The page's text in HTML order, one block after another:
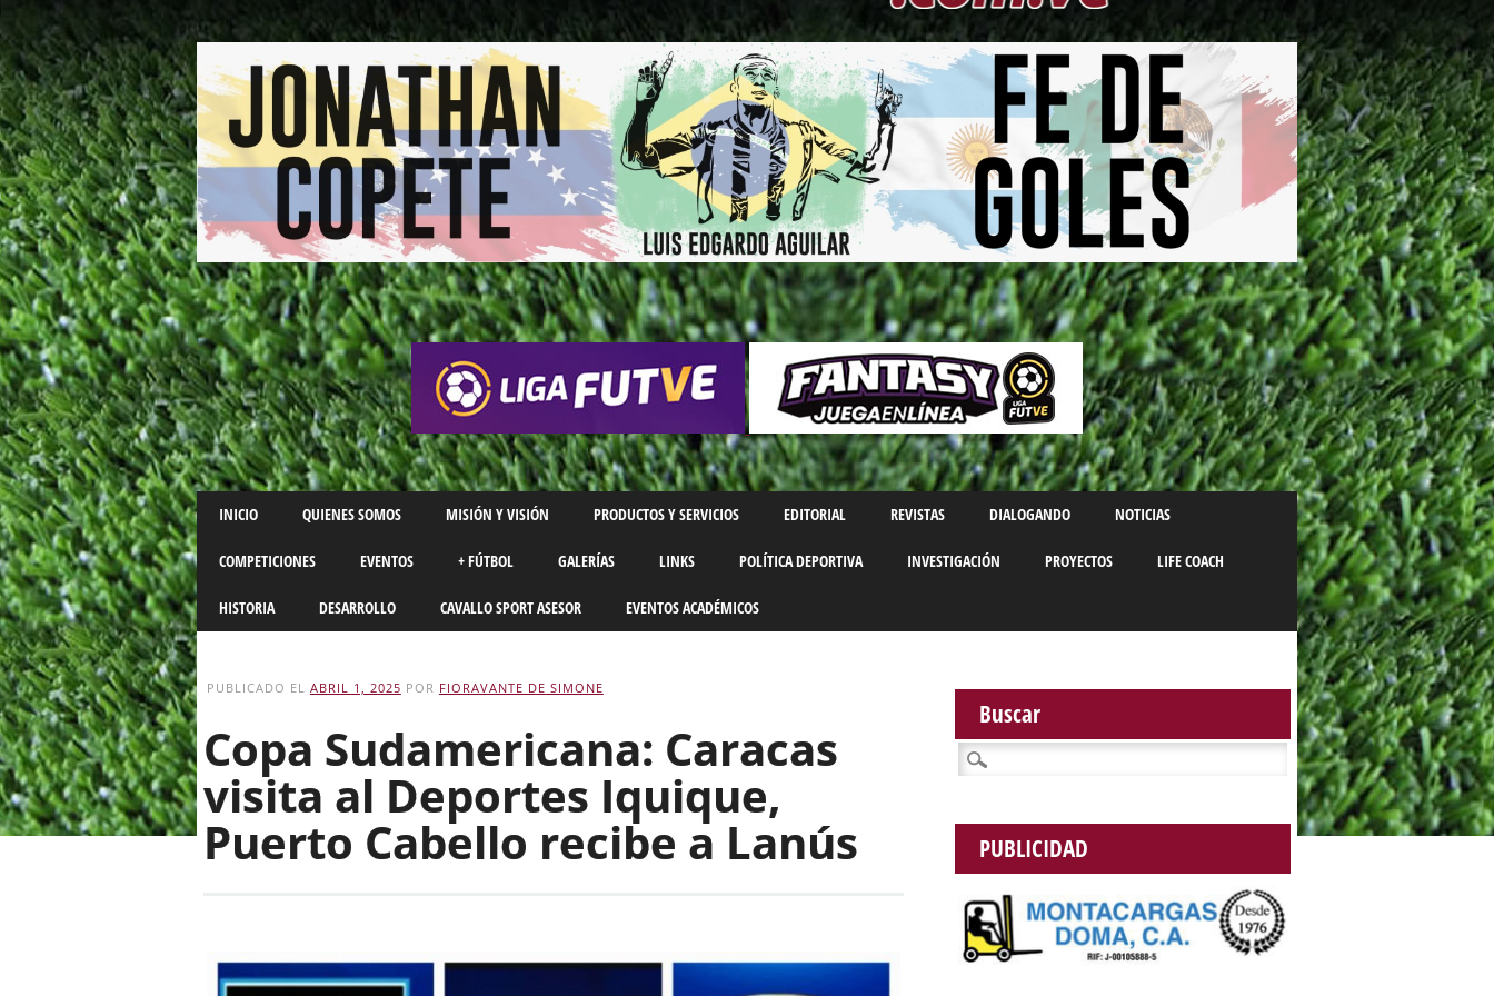
Main menu
Skip
to
content
INICIO QUIENES SOMOS MISIÓN Y VISIÓN PRODUCTOS Y SERVICIOS EDITORIAL REVISTAS DIALOGANDO NOTICIAS
COMPETICIONES EVENTOS + FÚTBOL GALERÍAS LINKS POLÍTICA DEPORTIVA INVESTIGACIÓN PROYECTOS LIFE COACH
HISTORIA DESARROLLO CAVALLO SPORT ASESOR EVENTOS ACADÉMICOS
PUBLICADO EL ABRIL 1, 2025 POR FIORAVANTE DE SIMONE
Copa Sudamericana: Caracas
visita al Deportes Iquique,
Puerto Cabello recibe a Lanús
Buscar
Buscar:
PUBLICIDAD